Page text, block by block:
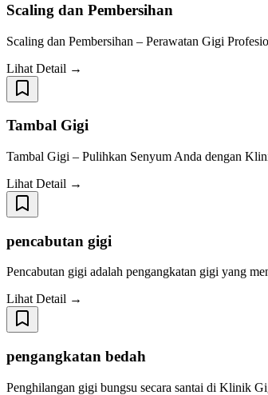
Scaling dan Pembersihan
Scaling dan Pembersihan – Perawatan Gigi
Lihat Detail →
Tambal Gigi
Tambal Gigi – Pulihkan Senyum Anda dengan
Lihat Detail →
pencabutan gigi
Pencabutan gigi adalah pengangkatan gigi yang
Lihat Detail →
pengangkatan bedah
Penghilangan gigi bungsu secara santai di Klinik